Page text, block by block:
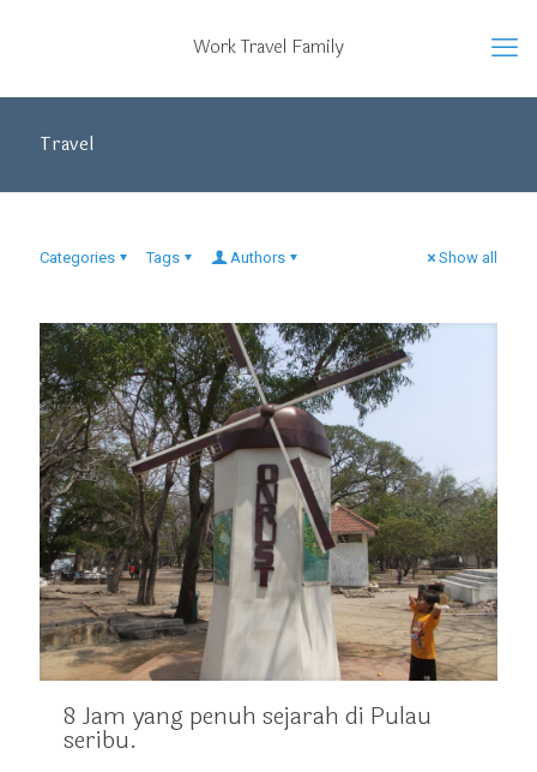
Work Travel Family
Travel
Categories Tags Authors Show all
8 Jam yang penuh sejarah di Pulau
seribu.